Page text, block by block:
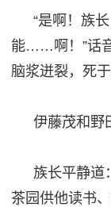
“是啊！族
能……啊！”话
脑浆迸裂，死于
伊藤茂和野
族长平静道：
茶园供他读书